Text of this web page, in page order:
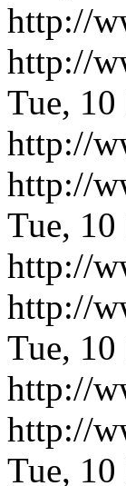
http://
http://
Tue,
http://
http://
Tue,
http://
http://
Tue,
http://
http://
Tue,